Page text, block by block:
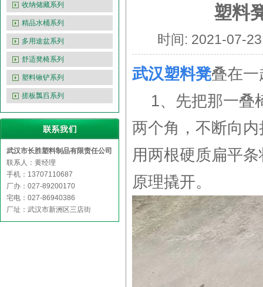
塑料
时间: 2021-07-
武汉塑料凳叠在
1、先把那一叠
两个角，不断向
用两根硬质扁平
原理撬开。
收纳储藏系列
精品水桶系列
多用途盆系列
舒适凳椅系列
塑料锹铲系列
搓板瓢舀系列
武汉市长胜塑料制品有限责任公司
联系人：黄经理
手机：13707110687
厂办：027-89200170
宅电：027-86940386
厂址：武汉市新洲区三店街